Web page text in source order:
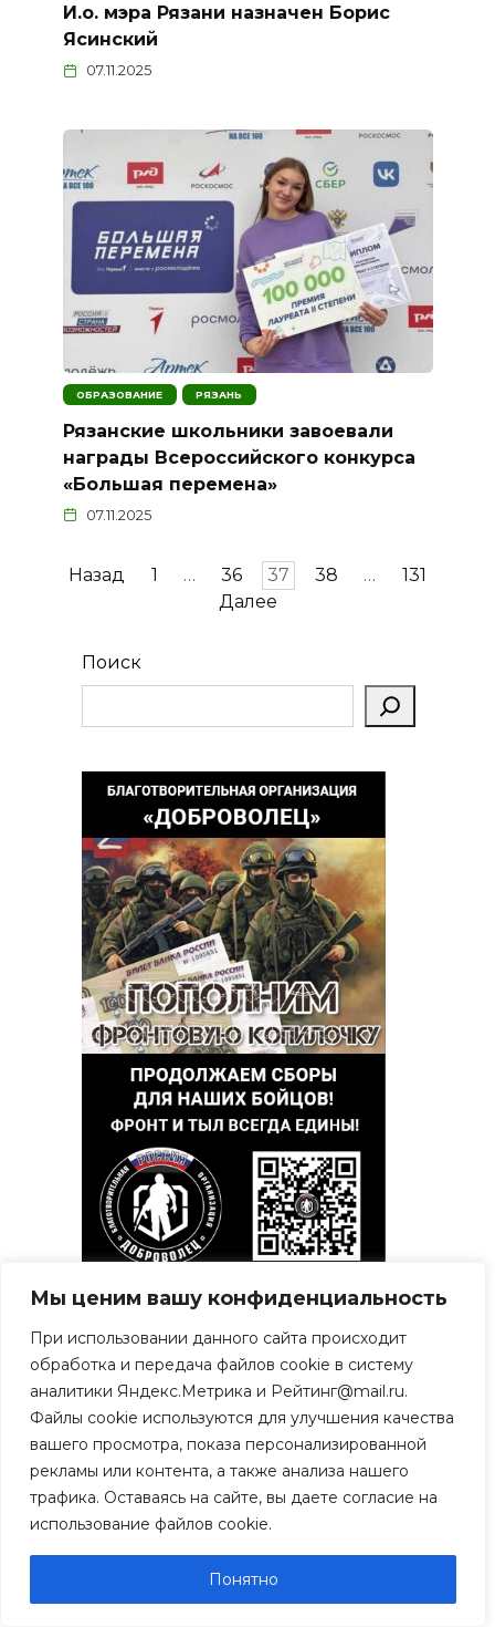
Мы ценим вашу конфиденциальность
При использовании данного сайта происходит
обработка и передача файлов cookie в систему
аналитики Яндекс.Метрика и Рейтинг@mail.ru.
Файлы cookie используются для улучшения качества
вашего просмотра, показа персонализированной
рекламы или контента, а также анализа нашего
трафика. Оставаясь на сайте, вы даете согласие на
использование файлов cookie.
Понятно
И.о. мэра Рязани назначен Борис
Ясинский
07.11.2025
ОБРАЗОВАНИЕ РЯЗАНЬ
Рязанские школьники завоевали
награды Всероссийского конкурса
«Большая перемена»
07.11.2025
Пагинация
Назад 1 … 36 37 38 …
131
Далее
Поиск
Свежие записи
Рязанцы просят спилить
аварийные тополя
06.08.2026
Путин назначил
выпускника рязанского
училища ВДВ
замминистра обороны
06.08.2026